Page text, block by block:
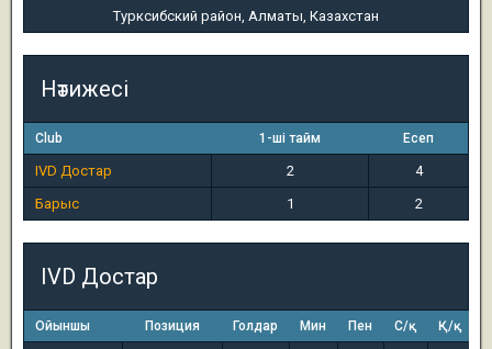
Турксибский район, Алматы, Казахстан
Нәтижесі
Club 1-ші тайм Есеп
IVD Достар 2
4
Барыс
1 2
IVD Достар
Ойыншы Позиция Голдар Мин Пен С/қ Қ/қ